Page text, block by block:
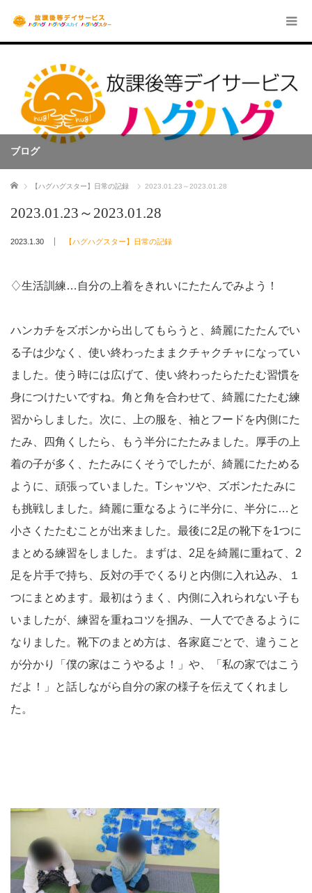
ブログ
ホーム 【ハグハグスター】日常の記録 2023.01.23～2023.01.28
2023.01.23～2023.01.28
2023.1.30 【ハグハグスター】日常の記録
♢生活訓練…自分の上着をきれいにたたんでみよう！
ハンカチをズボンから出してもらうと、綺麗にたたんでい
る子は少なく、使い終わったままクチャクチャになってい
ました。使う時には広げて、使い終わったらたたむ習慣を
身につけたいですね。角と角を合わせて、綺麗にたたむ練
習からしました。次に、上の服を、袖とフードを内側にた
たみ、四角くしたら、もう半分にたたみました。厚手の上
着の子が多く、たたみにくそうでしたが、綺麗にたためる
ように、頑張っていました。Tシャツや、ズボンたたみに
も挑戦しました。綺麗に重なるように半分に、半分に…と
小さくたたむことが出来ました。最後に2足の靴下を1つに
まとめる練習をしました。まずは、2足を綺麗に重ねて、2
足を片手で持ち、反対の手でくるりと内側に入れ込み、１
つにまとめます。最初はうまく、内側に入れられない子も
いましたが、練習を重ねコツを掴み、一人でできるように
なりました。靴下のまとめ方は、各家庭ごとで、違うこと
が分かり「僕の家はこうやるよ！」や、「私の家ではこう
だよ！」と話しながら自分の家の様子を伝えてくれまし
た。